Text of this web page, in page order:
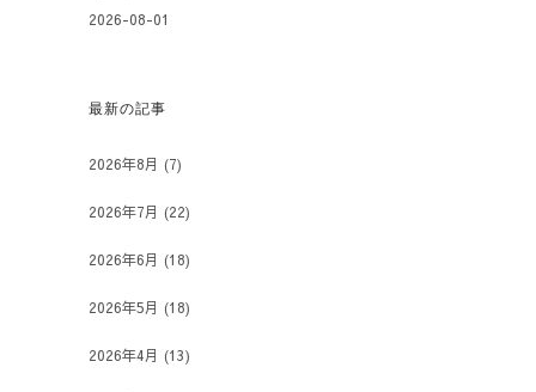
2026-08-01
最新の記事
2026年8月 (7)
2026年7月 (22)
2026年6月 (18)
2026年5月 (18)
2026年4月 (13)